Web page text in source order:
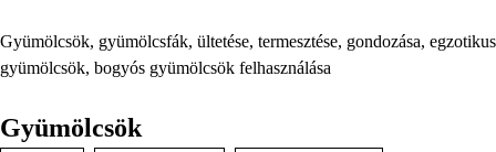
Gyümölcsök, gyümölcsfák, ültetése, termesztése, gondozása, egzotikus
gyümölcsök, bogyós gyümölcsök felhasználása
Gyümölcsök